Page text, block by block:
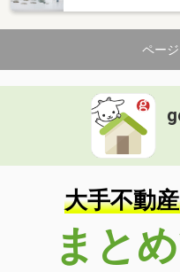
住 所
富
専有面積
間取り
1K
富山県富山市犬島３
価 格
住 所
専有面積
間取り
1K
富山県富山市中島２
価 格
ペー
大手不動
まと